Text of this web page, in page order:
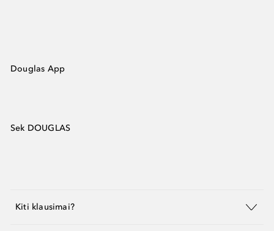
Douglas App
Sek DOUGLAS
Kiti klausimai?